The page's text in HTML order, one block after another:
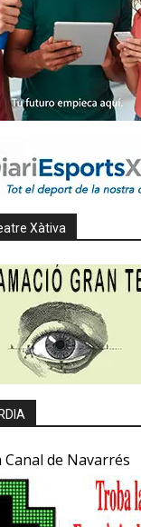
Xàtiva
Canal de Navarrés